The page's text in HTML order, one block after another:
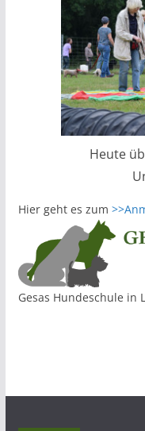
Heute
Hier geht es zum
Gesas Hundeschule in